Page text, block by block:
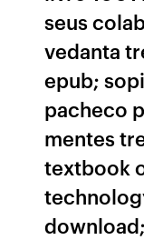
seus
vedanta
epub;
pacheco
mentes
textbook